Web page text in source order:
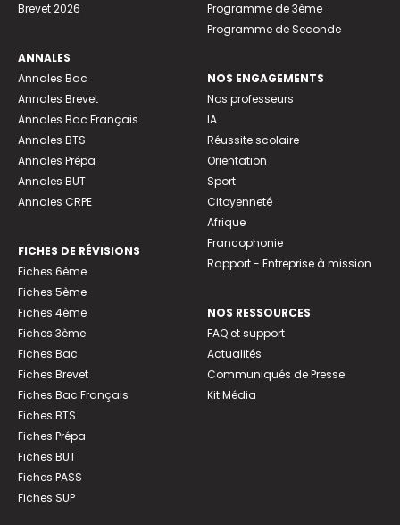
Brevet 2026
ANNALES
Annales Bac
Annales Brevet
Annales Bac Français
Annales BTS
Annales Prépa
Annales BUT
Annales CRPE
FICHES DE RÉVISIONS
Fiches 6ème
Fiches 5ème
Fiches 4ème
Fiches 3ème
Fiches Bac
Fiches Brevet
Fiches Bac Français
Fiches BTS
Fiches Prépa
Fiches BUT
Fiches PASS
Fiches SUP
Programme de 3ème
Programme de Seconde
NOS ENGAGEMENTS
Nos professeurs
IA
Réussite scolaire
Orientation
Sport
Citoyenneté
Afrique
Francophonie
Rapport - Entreprise à mission
NOS RESSOURCES
FAQ et support
Actualités
Communiqués de Presse
Kit Média